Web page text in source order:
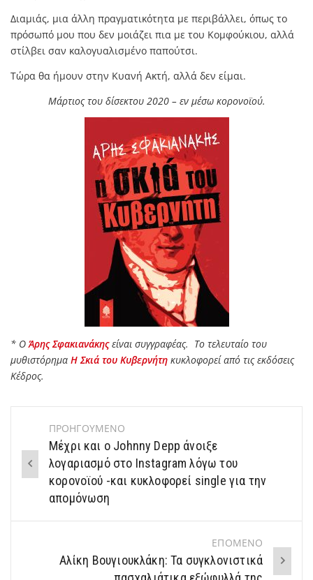
Διαμιάς, μια άλλη πραγματικότητα με περιβάλλει, όπως το
πρόσωπό μου που δεν μοιάζει πια με του Κομφούκιου, αλλά
στίλβει σαν καλογυαλισμένο παπούτσι.
Τώρα θα ήμουν στην Κυανή Ακτή, αλλά δεν είμαι.
Μάρτιος του δίσεκτου 2020 – εν μέσω κορονοϊού.
* Ο Άρης Σφακιανάκηςείναι συγγραφέας. Το τελευταίο του
μυθιστόρημα Η Σκιά του Κυβερνήτη κυκλοφορεί από τις εκδόσεις
Κέδρος.
Post
navigation
ΠΡΟΗΓΟΥΜΕΝΟ
Μέχρι και ο Johnny Depp άνοιξε
λογαριασμό στο Instagram λόγω του
κορονοϊού -και κυκλοφορεί single για την
απομόνωση
ΕΠΟΜΕΝΟ
Αλίκη Βουγιουκλάκη: Τα συγκλονιστικά